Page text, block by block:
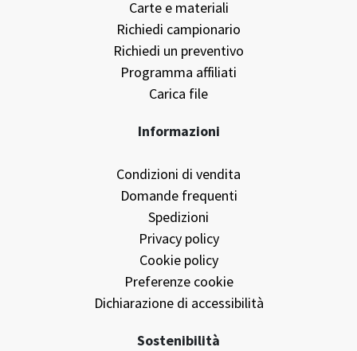
Carte e materiali
Richiedi campionario
Richiedi un preventivo
Programma affiliati
Carica file
Informazioni
Condizioni di vendita
Domande frequenti
Spedizioni
Privacy policy
Cookie policy
Preferenze cookie
Dichiarazione di accessibilità
Sostenibilità